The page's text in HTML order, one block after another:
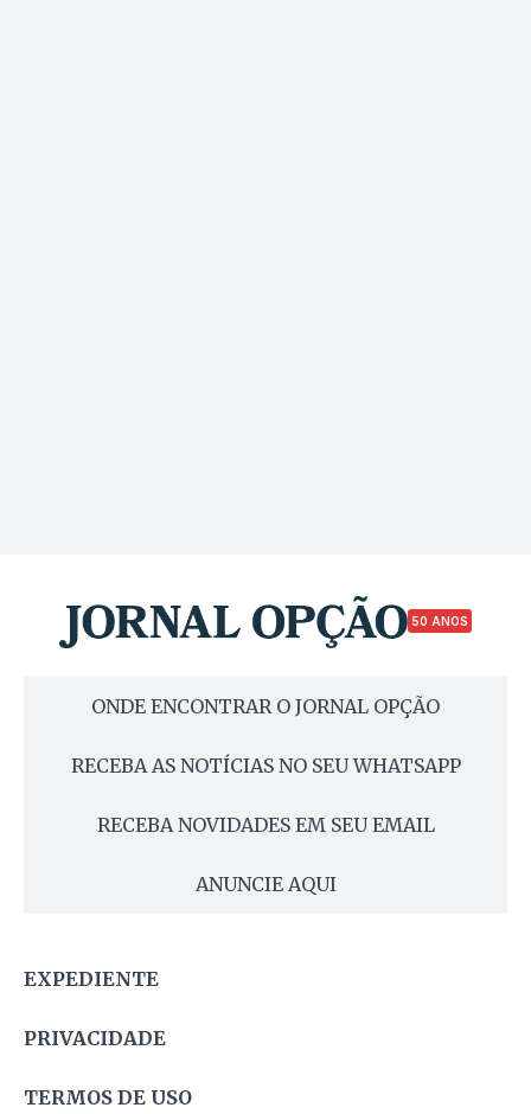
50 ANOS
ONDE ENCONTRAR O JORNAL OPÇÃO
RECEBA AS NOTÍCIAS NO SEU WHATSAPP
RECEBA NOVIDADES EM SEU EMAIL
ANUNCIE AQUI
EXPEDIENTE
PRIVACIDADE
TERMOS DE USO